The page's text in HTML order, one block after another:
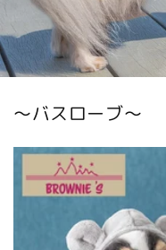
〜バスローブ〜